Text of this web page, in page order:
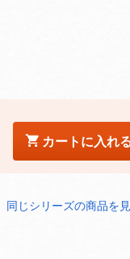
カートに入れ
同じシリーズの商品を